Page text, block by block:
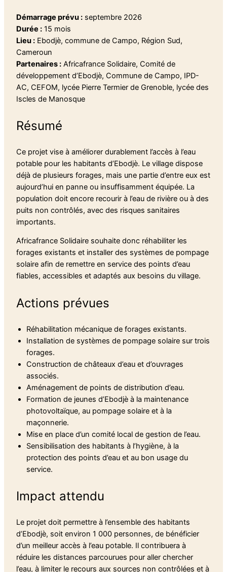
Démarrage prévu : septembre 2026
Durée : 15 mois
Lieu : Ebodjè, commune de Campo, Région Sud,
Cameroun
Partenaires : Africafrance Solidaire, Comité de
développement d’Ebodjè, Commune de Campo, IPD-
AC, CEFOM, lycée Pierre Termier de Grenoble, lycée des
Iscles de Manosque
Résumé
Ce projet vise à améliorer durablement l’accès à l’eau
potable pour les habitants d’Ebodjè. Le village dispose
déjà de plusieurs forages, mais une partie d’entre eux est
aujourd’hui en panne ou insuffisamment équipée. La
population doit encore recourir à l’eau de rivière ou à des
puits non contrôlés, avec des risques sanitaires
importants.
Africafrance Solidaire souhaite donc réhabiliter les
forages existants et installer des systèmes de pompage
solaire afin de remettre en service des points d’eau
fiables, accessibles et adaptés aux besoins du village.
Actions prévues
Réhabilitation mécanique de forages existants.
Installation de systèmes de pompage solaire sur trois
forages.
Construction de châteaux d’eau et d’ouvrages
associés.
Aménagement de points de distribution d’eau.
Formation de jeunes d’Ebodjè à la maintenance
photovoltaïque, au pompage solaire et à la
maçonnerie.
Mise en place d’un comité local de gestion de l’eau.
Sensibilisation des habitants à l’hygiène, à la
protection des points d’eau et au bon usage du
service.
Impact attendu
Le projet doit permettre à l’ensemble des habitants
d’Ebodjè, soit environ 1 000 personnes, de bénéficier
d’un meilleur accès à l’eau potable. Il contribuera à
réduire les distances parcourues pour aller chercher
l’eau, à limiter le recours aux sources non contrôlées et à